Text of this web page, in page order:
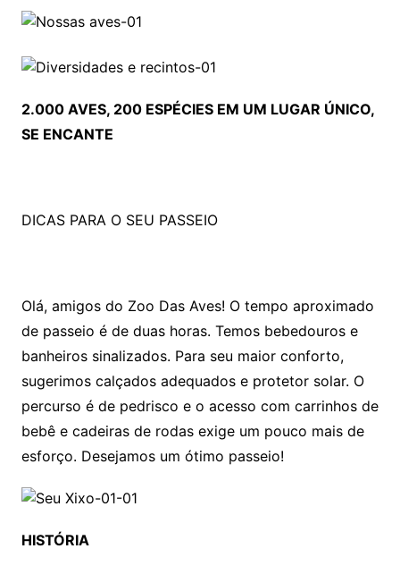
2.000 AVES, 200 ESPÉCIES EM UM LUGAR ÚNICO,
SE ENCANTE
DICAS PARA O SEU PASSEIO
Olá, amigos do Zoo Das Aves! O tempo aproximado
de passeio é de duas horas. Temos bebedouros e
banheiros sinalizados. Para seu maior conforto,
sugerimos calçados adequados e protetor solar. O
percurso é de pedrisco e o acesso com carrinhos de
bebê e cadeiras de rodas exige um pouco mais de
esforço. Desejamos um ótimo passeio!
HISTÓRIA